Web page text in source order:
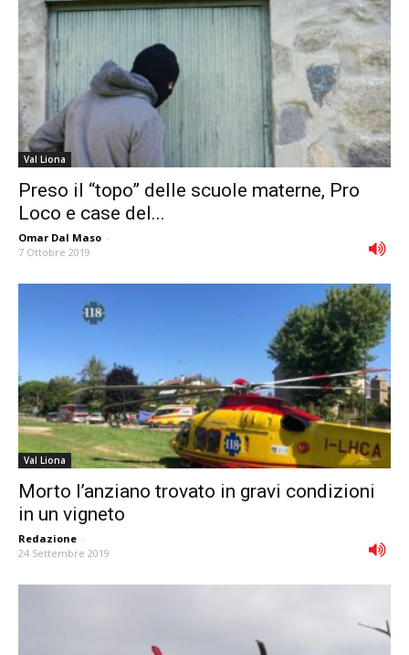
Val Liona
Preso il “topo” delle scuole materne, Pro
Loco e case del...
Omar Dal Maso -
7 Ottobre 2019
Val Liona
Morto l’anziano trovato in gravi condizioni
in un vigneto
Redazione -
24 Settembre 2019